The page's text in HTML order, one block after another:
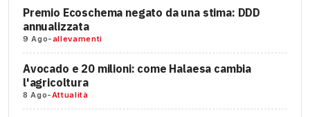
Premio Ecoschema negato da una stima: DDD
annualizzata
9 Ago-allevamenti
Avocado e 20 milioni: come Halaesa cambia
l'agricoltura
8 Ago-Attualità